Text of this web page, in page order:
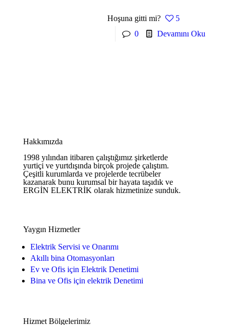
Hoşuna gitti mi?
5
0
Devamını Oku
Hakkımızda
1998 yılından itibaren çalıştığımız şirketlerde
yurtiçi ve yurtdışında birçok projede çalıştım.
Çeşitli kurumlarda ve projelerde tecrübeler
kazanarak bunu kurumsal bir hayata taşıdık ve
ERGİN ELEKTRİK olarak hizmetinize sunduk.
Yaygın Hizmetler
Elektrik Servisi ve Onarımı
Akıllı bina Otomasyonları
Ev ve Ofis için Elektrik Denetimi
Bina ve Ofis için elektrik Denetimi
Hizmet Bölgelerimiz